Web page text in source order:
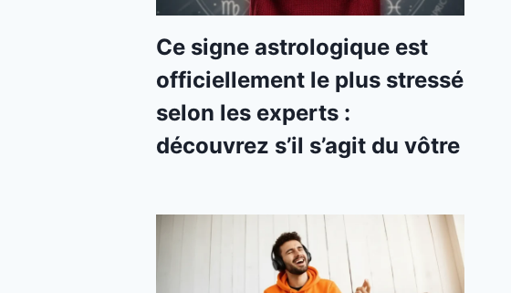
Ce signe astrologique est
officiellement le plus stressé
selon les experts :
découvrez s’il s’agit du vôtre